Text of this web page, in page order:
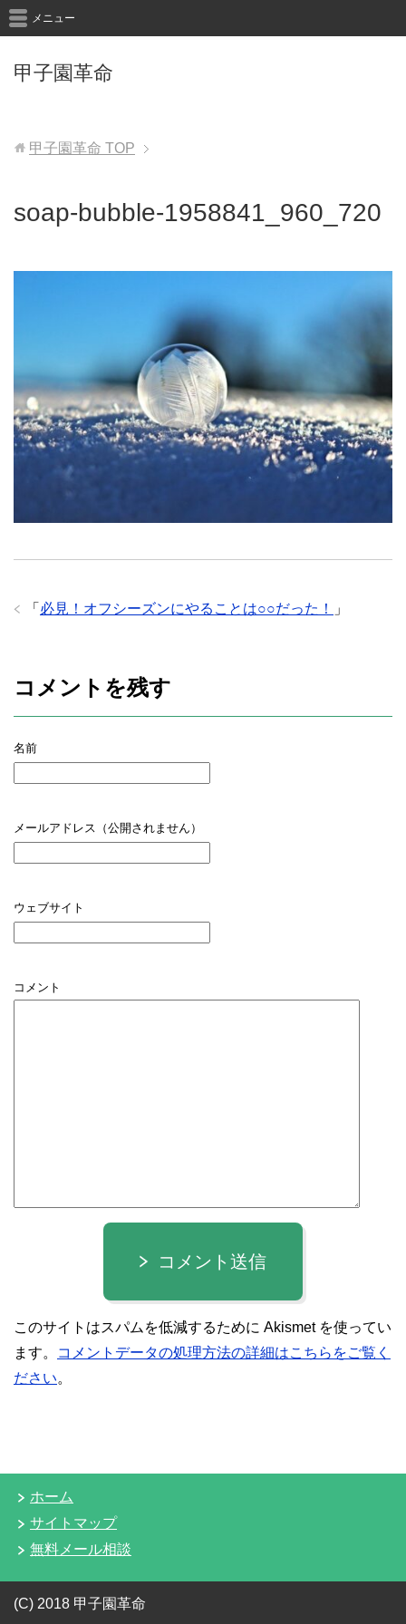
甲子園革命
メニュー
甲子園革命 TOP
soap-bubble-1958841_960_720
「 必見！オフシーズンにやることは○○だった！ 」
コメントを残す
名前
メールアドレス（公開されません）
ウェブサイト
コメント
コメント送信
このサイトはスパムを低減するために Akismet を使ってい
ます。
コメントデータの処理方法の詳細はこちらをご覧く
ださい。
ホーム
サイトマップ
無料メール相談
(C) 2018 甲子園革命